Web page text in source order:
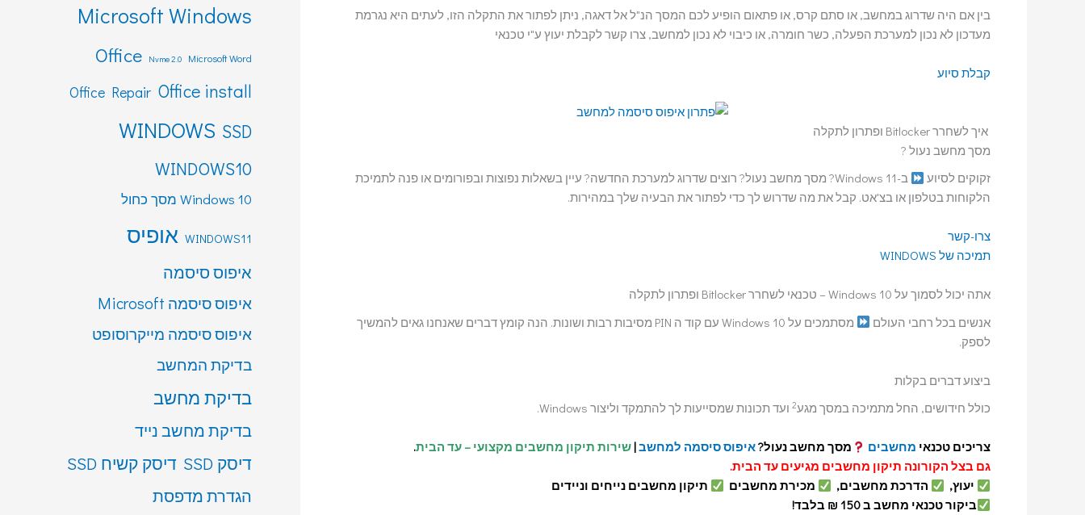
בין אם היה שדרוג במחשב, או סתם קרס, או פתאום הופיע לכם המסך הנ"ל אל דאגה, ניתן לפתור את התקלה הזו, לעתים היא נגרמת
מעדכון לא נכון למערכת הפעלה, כשר חומרה, או כיבוי לא נכון למחשב, צרו קשר לקבלת יעוץ ע"י טכנאי
קבלת סיוע
איך לשחרר Bitlocker ופתרון לתקלה
מסך מחשב נעול ?
זקוקים לסיוע
ב-Windows 11? מסך מחשב נעול? רוצים שדרוג למערכת החדשה? עיין בשאלות נפוצות ובפורומים או פנה לתמיכת
הלקוחות בטלפון או בצ'אט. קבל את מה שדרוש לך כדי לפתור את הבעיה שלך במהירות.
צרו-קשר
תמיכה של WINDOWS
אתה יכול לסמוך על Windows 10 – טכנאי לשחרר Bitlocker ופתרון לתקלה
אנשים בכל רחבי העולם
מסתמכים על Windows 10 עם קוד ה PIN מסיבות רבות ושונות. הנה קומץ דברים שאנחנו גאים להמשיך
לספק.
ביצוע דברים בקלות
כולל חידושים, החל מתמיכה במסך מגע2 ועד תכונות שמסייעות לך להתמקד וליצור Windows.
צריכים טכנאי מחשבים מסך מחשב נעול?איפוס סיסמה למחשב|שירות תיקון מחשבים מקצועי – עד הבית.
גם בצל הקורונה תיקון מחשבים מגיעים עד הבית.
יעוץ,
הדרכת מחשבים, מכירת מחשבים
תיקון מחשבים נייחים וניידים
ביקור טכנאי מחשב ב 150 ₪ בלבד!
Microsoft Windows
Microsoft Word
Nvme 2.0
Office
Office install
Office Repair
SSD
WINDOWS
WINDOWS10
Windows 10 מסך כחול
WINDOWS11 אופיס
איפוס סיסמה
איפוס סיסמה Microsoft
איפוס סיסמה מייקרוסופט
בדיקת המחשב
בדיקת מחשב
בדיקת מחשב נייד
דיסק SSD דיסק קשיח SSD
הגדרת מדפסת